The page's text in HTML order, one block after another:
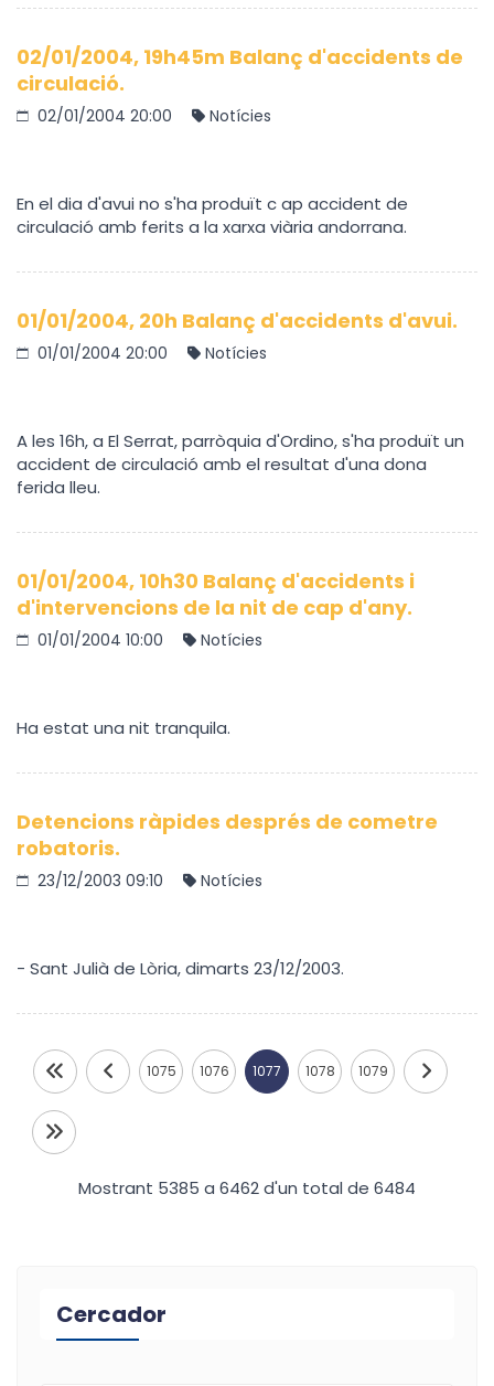
02/01/2004, 19h45m Balanç d'accidents de
circulació.
02/01/2004 20:00 Notícies
En el dia d'avui no s'ha produït c ap accident de
circulació amb ferits a la xarxa viària andorrana.
01/01/2004, 20h Balanç d'accidents d'avui.
01/01/2004 20:00 Notícies
A les 16h, a El Serrat, parròquia d'Ordino, s'ha produït un
accident de circulació amb el resultat d'una dona
ferida lleu.
01/01/2004, 10h30 Balanç d'accidents i
d'intervencions de la nit de cap d'any.
01/01/2004 10:00 Notícies
Ha estat una nit tranquila.
Detencions ràpides després de cometre
robatoris.
23/12/2003 09:10 Notícies
- Sant Julià de Lòria, dimarts 23/12/2003.
1075 1076 1077 1078 1079
Mostrant 5385 a 6462 d'un total de 6484
Cercador